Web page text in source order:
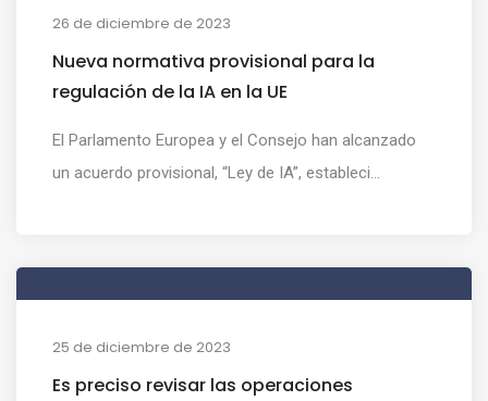
26 de diciembre de 2023
Nueva normativa provisional para la
regulación de la IA en la UE
El Parlamento Europea y el Consejo han alcanzado
un acuerdo provisional, “Ley de IA”, estableci...
25 de diciembre de 2023
Es preciso revisar las operaciones